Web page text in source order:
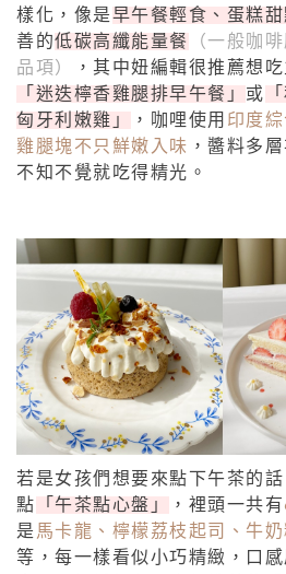
樣化，像是早午餐輕食、蛋糕甜
善的低碳高纖能量餐
（一般咖
品項）
，其中妞編輯很推薦想
「迷迭檸香雞腿排早午餐」 或
匈牙利嫩雞」
，咖哩使用 印度
雞腿塊不只鮮嫩入味 ，醬料多
不知不覺就吃得精光。
若是女孩們想要來點下午茶的
點 「午茶點心盤」 ，裡頭一共有
是 馬卡龍、檸檬荔枝起司、牛
等，每一樣看似小巧精緻，口